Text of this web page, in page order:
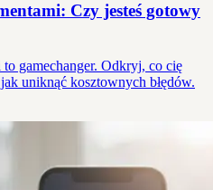
Czy jesteś gotowy
gamechanger. Odkryj, co cię
uniknąć kosztownych błędów.